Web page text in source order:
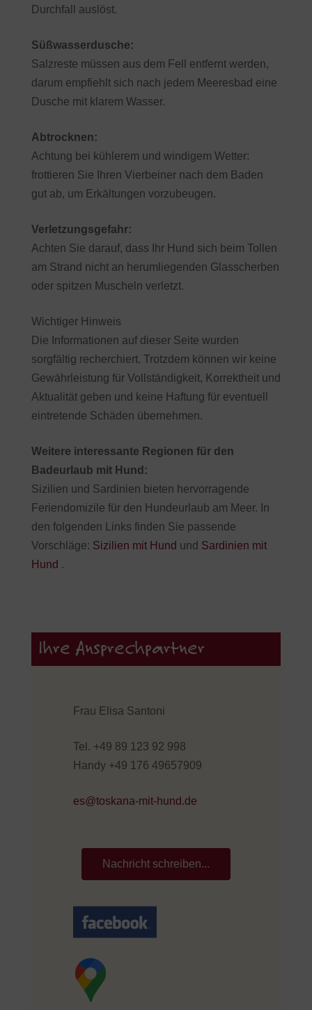
Durchfall auslöst.
Süßwasserdusche:
Salzreste müssen aus dem Fell entfernt werden,
darum empfiehlt sich nach jedem Meeresbad eine
Dusche mit klarem Wasser.
Abtrocknen:
Achtung bei kühlerem und windigem Wetter:
frottieren Sie Ihren Vierbeiner nach dem Baden
gut ab, um Erkältungen vorzubeugen.
Verletzungsgefahr:
Achten Sie darauf, dass Ihr Hund sich beim Tollen
am Strand nicht an herumliegenden Glasscherben
oder spitzen Muscheln verletzt.
Wichtiger Hinweis
Die Informationen auf dieser Seite wurden
sorgfältig recherchiert. Trotzdem können wir keine
Gewährleistung für Vollständigkeit, Korrektheit und
Aktualität geben und keine Haftung für eventuell
eintretende Schäden übernehmen.
Weitere interessante Regionen für den
Badeurlaub mit Hund:
Sizilien und Sardinien bieten hervorragende
Feriendomizile für den Hundeurlaub am Meer. In
den folgenden Links finden Sie passende
Vorschläge: Sizilien mit Hund und Sardinien mit
Hund .
Ihre Ansprechpartner
Frau Elisa Santoni
Tel. +49 89 123 92 998
Handy +49 176 49657909
es@toskana-mit-hund.de
Nachricht schreiben...